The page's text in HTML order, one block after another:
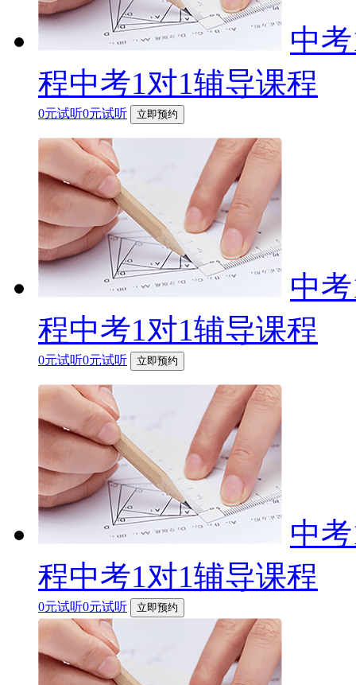
中
程中考1对1辅导课程
0元试听0元试听 立即预约
中
程中考1对1辅导课程
0元试听0元试听 立即预约
中
程中考1对1辅导课程
0元试听0元试听 立即预约